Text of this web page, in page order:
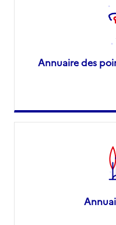
Annuaire des